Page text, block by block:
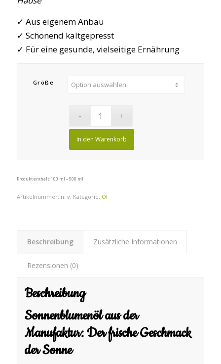
✓ Aus eigenem Anbau
✓ Schonend kaltgepresst
✓ Für eine gesunde, vielseitige Ernährung
Größe
In den Warenkorb
Produkt enthält: 100 ml – 500 ml
Artikelnummer: n. v. Kategorie: Öl
Beschreibung Zusätzliche Informationen
Rezensionen (0)
Beschreibung
Sonnenblumenöl aus der
Manufaktur: Der frische Geschmack
der Sonne